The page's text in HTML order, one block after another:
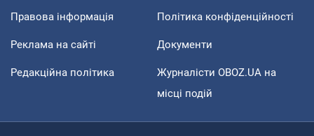
Правова інформація Політика конфіденційності
Реклама на сайті Документи
Редакційна політика
Журналісти OBOZ.UA на
місці подій